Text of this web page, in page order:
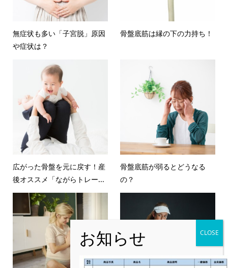
無症状も多い「子宮脱」原因
や症状は？
骨盤底筋は縁の下の力持ち！
広がった骨盤を元に戻す！産
後オススメ「ながらトレー...
骨盤底筋が弱るとどうなる
の？